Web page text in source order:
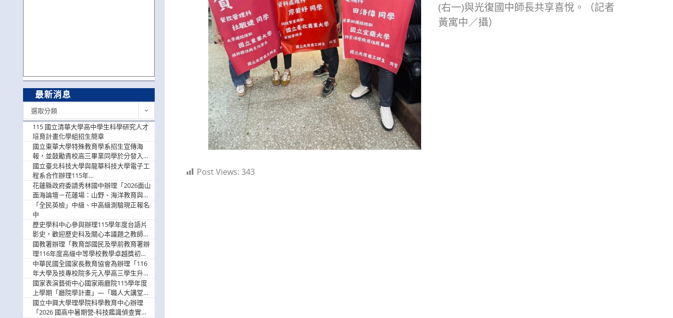
(右一)與光復國中師長共享喜悅。（記者
黃寓中／攝）
Post Views: 343
最新消息
選取分類
115 國立清華大學高中學生科學研究人才
培育計畫化學組招生簡章
國立東華大學特殊教育學系招生宣傳海
報，並鼓勵貴校高三畢業同學於分發入學
階段踴躍選填。
國立臺北科技大學與龍華科技大學電子工
程系合作辦理115年
「115.08.10~08.12「AI賦能應用於智慧半
導體研習營」，歡迎學生踴躍報名參加
花蓮縣政府委請秀林國中辦理「2026面山
面海論壇－花蓮場：山野、海洋教育與戶
外安全實務課程」，歡迎踴躍報名參加
「全民英檢」中級、中高級測驗現正報名
中
歷史學科中心參與辦理115學年度台語片
影史，歡迎歷史科及關心本議題之教師踴
躍報名參加
國教署辦理「教育部國民及學前教育署辦
理116年度高級中等學校教學卓越獎初選
實施計畫」，鼓勵教師踴躍報名
中華民國全國家長教育協會為辦理「116
年大學及技專校院多元入學高三學生升學
輔導家長說明會」
國家表演藝術中心國家兩廳院115學年度
上學期「廳院學計畫」—「職人大講堂」
及「一日體驗課程」，鼓勵踴躍報名參
與。
國立中興大學理學院科學教育中心辦理
「2026 國高中暑期營-科技鑑識偵查實戰